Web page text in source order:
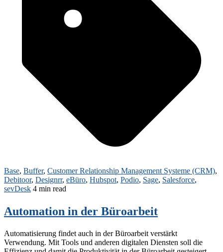
Base, Buffer, Customer Relationship Management Systeme (CRM),
Debitoor, Designrr, eBüro, Hubspot, Podio, Sage, Salesforce,
sevDesk 4 min read
Automation in der Büroarbeit
Automatisierung findet auch in der Büroarbeit verstärkt
Verwendung. Mit Tools und anderen digitalen Diensten soll die